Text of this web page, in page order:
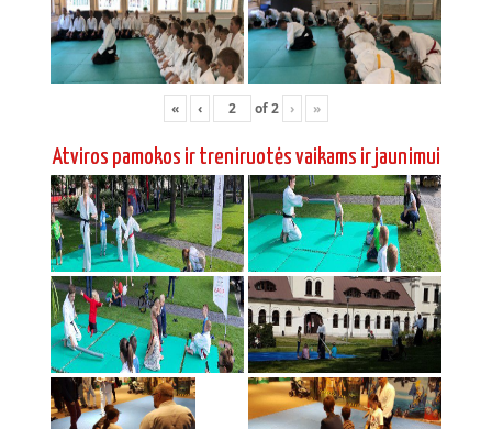
« ‹ of2 › »
Atviros pamokos ir treniruotės vaikams ir jaunimui